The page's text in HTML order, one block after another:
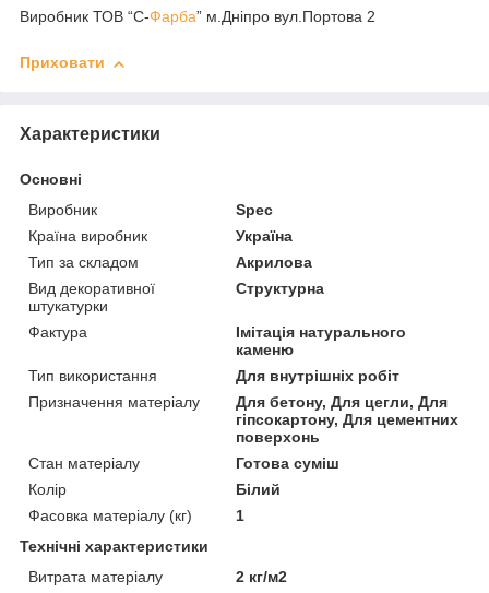
Виробник ТОВ “С-Фарба” м.Дніпро вул.Портова 2
Приховати
Характеристики
Основні
Виробник
Spec
Країна виробник
Україна
Тип за складом
Акрилова
Вид декоративної
штукатурки
Структурна
Фактура
Імітація натурального
каменю
Тип використання
Для внутрішніх робіт
Призначення матеріалу
Для бетону, Для цегли, Для
гіпсокартону, Для цементних
поверхонь
Стан матеріалу
Готова суміш
Колір
Білий
Фасовка матеріалу (кг)
1
Технічні характеристики
Витрата матеріалу
2 кг/м2